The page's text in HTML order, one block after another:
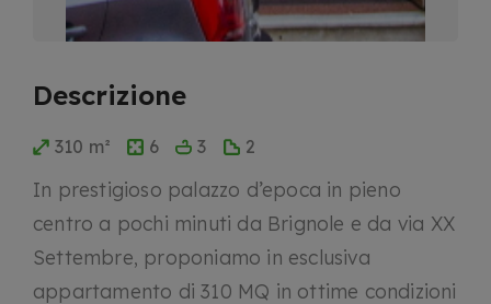
Descrizione
310 m² 6 3 2
In prestigioso palazzo d’epoca in pieno
centro a pochi minuti da Brignole e da via XX
Settembre, proponiamo in esclusiva
appartamento di 310 MQ in ottime condizioni